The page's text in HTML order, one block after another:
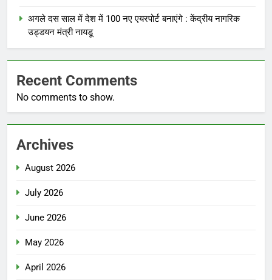
अगले दस साल में देश में 100 नए एयरपोर्ट बनाएंगे : केंद्रीय नागरिक
उड्डयन मंत्री नायडू
Recent Comments
No comments to show.
Archives
August 2026
July 2026
June 2026
May 2026
April 2026